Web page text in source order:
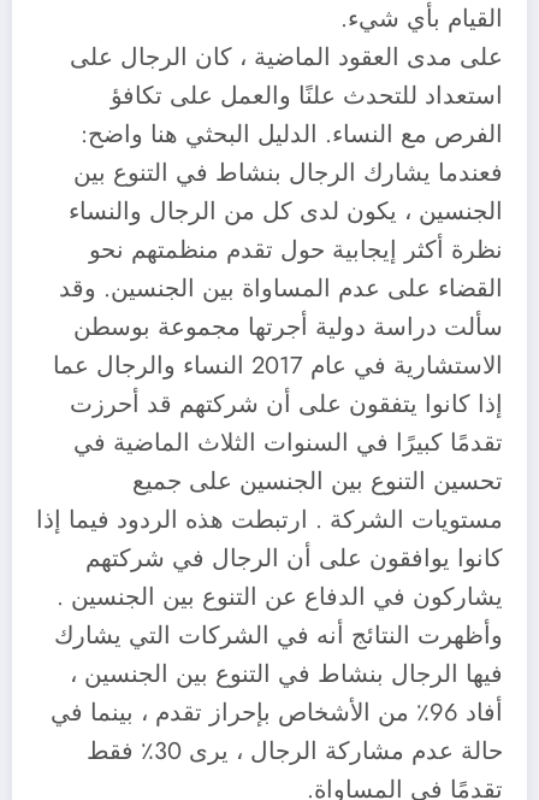
القيام بأي شيء.
على مدى العقود الماضية ، كان الرجال على
استعداد للتحدث علنًا والعمل على تكافؤ
الفرص مع النساء. الدليل البحثي هنا واضح:
فعندما يشارك الرجال بنشاط في التنوع بين
الجنسين ، يكون لدى كل من الرجال والنساء
نظرة أكثر إيجابية حول تقدم منظمتهم نحو
القضاء على عدم المساواة بين الجنسين. وقد
سألت دراسة دولية أجرتها مجموعة بوسطن
الاستشارية في عام 2017 النساء والرجال عما
إذا كانوا يتفقون على أن شركتهم قد أحرزت
تقدمًا كبيرًا في السنوات الثلاث الماضية في
تحسين التنوع بين الجنسين على جميع
مستويات الشركة . ارتبطت هذه الردود فيما إذا
كانوا يوافقون على أن الرجال في شركتهم
يشاركون في الدفاع عن التنوع بين الجنسين .
وأظهرت النتائج أنه في الشركات التي يشارك
فيها الرجال بنشاط في التنوع بين الجنسين ،
أفاد 96٪ من الأشخاص بإحراز تقدم ، بينما في
حالة عدم مشاركة الرجال ، يرى 30٪ فقط
تقدمًا في المساواة.